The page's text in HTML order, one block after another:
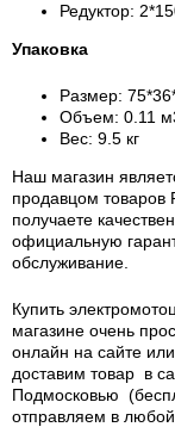
Редуктор:
Упаковка
Размер:
Объем: 0.11
Вес: 9.5 кг
Наш магазин
продавцом товаров
получаете
официальную
обслуживание.
Купить
магазине очень
онлайн на сайте
доставим товар в
Подмосковью
отправляем в